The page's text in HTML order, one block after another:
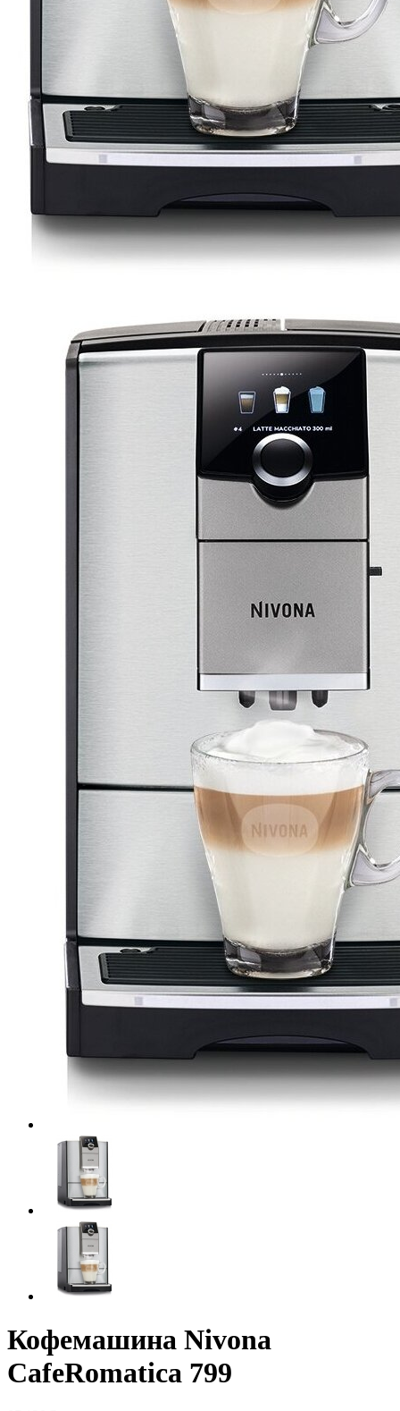
Кофемашина Nivona
CafeRomatica 799